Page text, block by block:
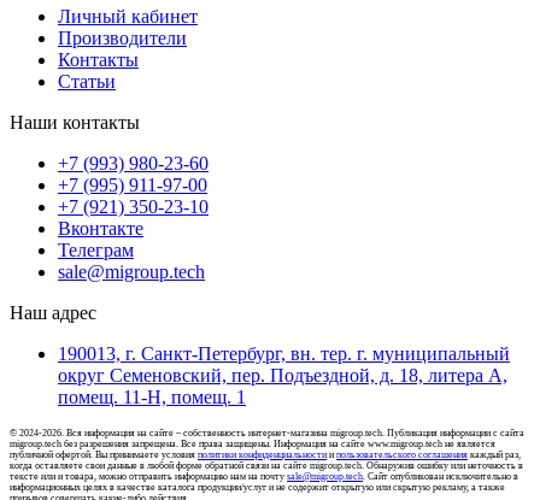
Личный кабинет
Производители
Контакты
Статьи
Наши контакты
+7 (993) 980-23-60
+7 (995) 911-97-00
+7 (921) 350-23-10
Вконтакте
Телеграм
sale@migroup.tech
Наш адрес
190013, г. Санкт-Петербург, вн. тер. г. муниципальный
округ Семеновский, пер. Подъездной, д. 18, литера А,
помещ. 11-Н, помещ. 1
© 2024-2026. Вся информация на сайте – собственность интернет-магазина migroup.tech. Публикация информации с сайта
migroup.tech без разрешения запрещена. Все права защищены. Информация на сайте www.migroup.tech не является
публичной офертой. Вы принимаете условия политики конфиденциальности и пользовательского соглашения каждый раз,
когда оставляете свои данные в любой форме обратной связи на сайте migroup.tech. Обнаружив ошибку или неточность в
тексте или и товара, можно отправить информацию нам на почту sale@migroup.tech. Сайт опубликован исключительно в
информационных целях в качестве каталога продукции/услуг и не содержит открытую или скрытую рекламу, а также